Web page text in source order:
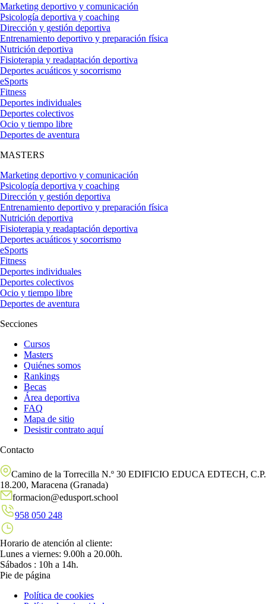
Marketing deportivo y comunicación
Psicología deportiva y coaching
Dirección y gestión deportiva
Entrenamiento deportivo y preparación física
Nutrición deportiva
Fisioterapia y readaptación deportiva
Deportes acuáticos y socorrismo
eSports
Fitness
Deportes individuales
Deportes colectivos
Ocio y tiempo libre
Deportes de aventura
MASTERS
Marketing deportivo y comunicación
Psicología deportiva y coaching
Dirección y gestión deportiva
Entrenamiento deportivo y preparación física
Nutrición deportiva
Fisioterapia y readaptación deportiva
Deportes acuáticos y socorrismo
eSports
Fitness
Deportes individuales
Deportes colectivos
Ocio y tiempo libre
Deportes de aventura
Secciones
Cursos
Masters
Quiénes somos
Rankings
Becas
Área deportiva
FAQ
Mapa de sitio
Desistir contrato aquí
Contacto
Camino de la Torrecilla N.º 30 EDIFICIO EDUCA EDTECH, C.P.
18.200, Maracena (Granada)
formacion@edusport.school
958 050 248
Horario de atención al cliente:
Lunes a viernes: 9.00h a 20.00h.
Sábados : 10h a 14h.
Pie de página
Política de cookies